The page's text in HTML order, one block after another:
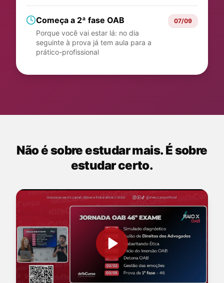
Começa a 2ª fase OAB
Porque você vai estar lá: no dia
seguinte à prova já tem aula para a
prático-profissional
07/09
Não é sobre estudar mais. É sobre
estudar certo.